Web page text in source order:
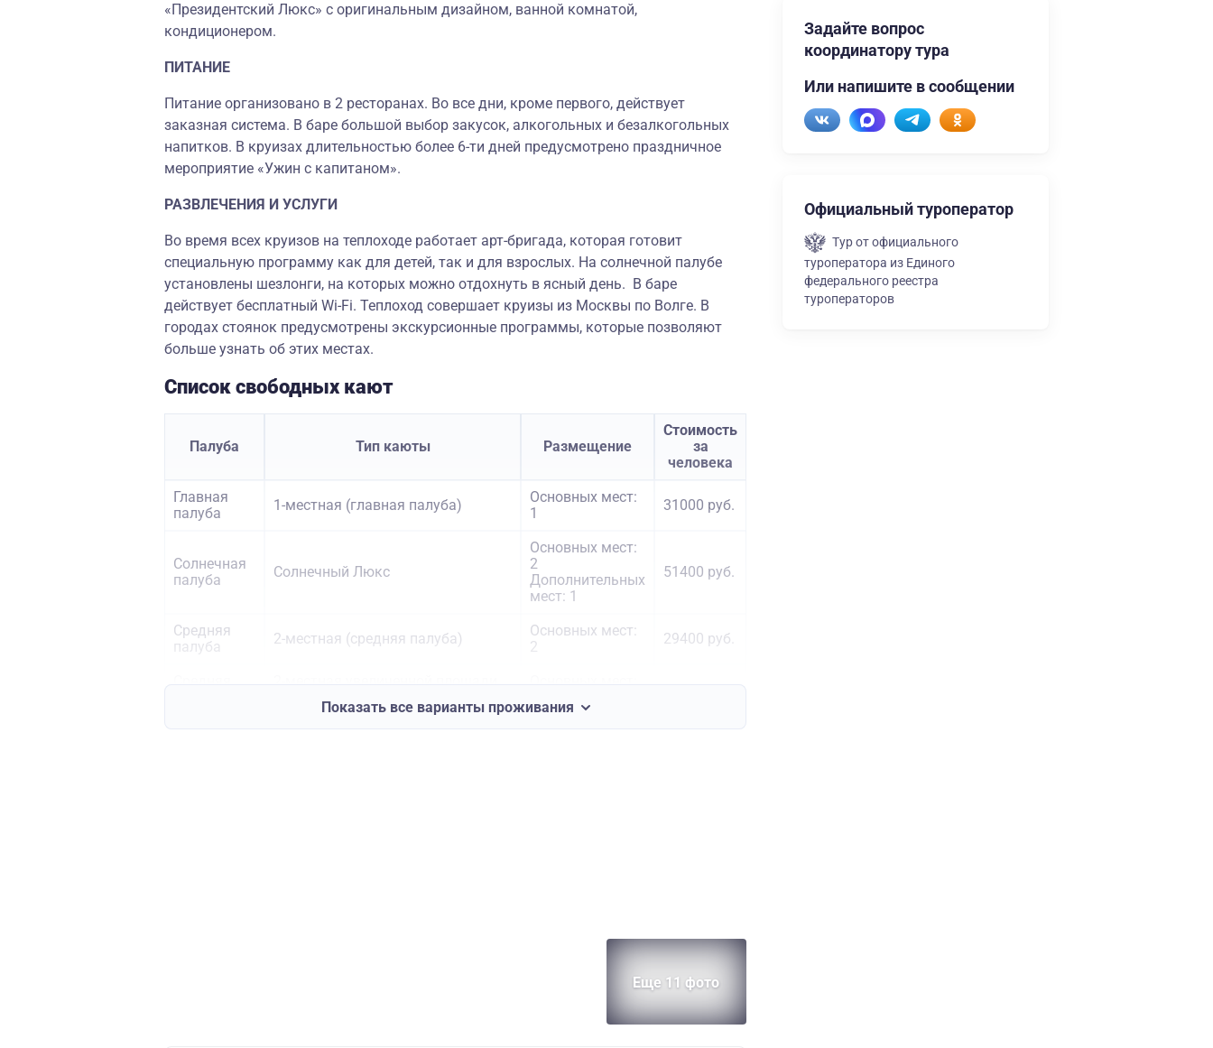
«Президентский Люкс» с оригинальным дизайном, ванной комнатой,
кондиционером.
ПИТАНИЕ
Питание организовано в 2 ресторанах. Во все дни, кроме первого, действует
заказная система. В баре большой выбор закусок, алкогольных и безалкогольных
напитков. В круизах длительностью более 6-ти дней предусмотрено праздничное
мероприятие «Ужин с капитаном».
РАЗВЛЕЧЕНИЯ И УСЛУГИ
Во время всех круизов на теплоходе работает арт-бригада, которая готовит
специальную программу как для детей, так и для взрослых. На солнечной палубе
установлены шезлонги, на которых можно отдохнуть в ясный день. В баре
действует бесплатный Wi-Fi. Теплоход совершает круизы из Москвы по Волге. В
городах стоянок предусмотрены экскурсионные программы, которые позволяют
больше узнать об этих местах.
Список свободных кают
Палуба Тип каюты Размещение
Стоимость
за
человека
Главная
палуба
1-местная (главная палуба)
Основных мест:
1
31000 руб.
Солнечная
палуба
Солнечный Люкс
Основных мест:
2
Дополнительных
мест: 1
51400 руб.
Средняя
палуба
2-местная (средняя палуба)
Основных мест:
2
29400 руб.
(средняя палуба)
Дополнительных
56500 руб.
33800 руб.
Показать все варианты проживания
Еще 11 фото
Задайте вопрос
координатору тура
Или напишите в сообщении
Официальный туроператор
Тур от официального
туроператора из Единого
федерального реестра
туроператоров